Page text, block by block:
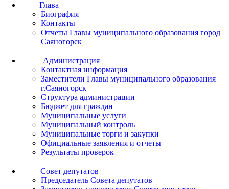
Глава
Биография
Контакты
Отчеты Главы муниципального образования город
Саяногорск
Администрация
Контактная информация
Заместители Главы муниципального образования
г.Саяногорск
Структура администрации
Бюджет для граждан
Муниципальные услуги
Муниципальный контроль
Муниципальные торги и закупки
Официальные заявления и отчеты
Результаты проверок
Совет депутатов
Председатель Совета депутатов